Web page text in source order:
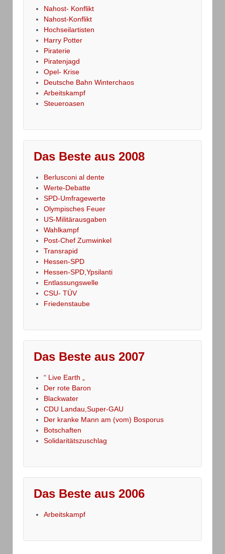
Nahost- Konflikt
Nahost-Konflikt
Hochseilartisten
Harry Potter
Piraterie
Piratenjagd
Opel- Krise
Deutsche Bahn Winterchaos
Arbeitskampf
Steueroasen
Das Beste aus 2008
Berlusconi al dente
Werte-Debatte
SPD-Umfragewerte
Olympisches Feuer
US-Militärausgaben
Wahlkampf
Post-Chef Zumwinkel
Transrapid
Hessen-SPD
Hessen-SPD,Ypsilanti
Entlassungswelle
CSU- TÜV
Friedenstaube
Das Beste aus 2007
“ Live Earth „
Der rote Baron
Blackwater
CDU Landau,Super-GAU
Der kranke Mann am (vom) Bosporus
Botschaften
Solidaritätszuschlag
Das Beste aus 2006
Arbeitskampf